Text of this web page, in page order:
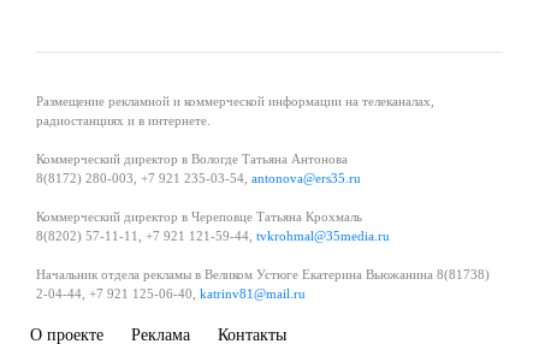
Размещение рекламной и коммерческой информации на телеканалах,
радиостанциях и в интернете.
Коммерческий директор в Вологде Татьяна Антонова
8(8172) 280-003, +7 921 235-03-54, antonova@ers35.ru
Коммерческий директор в Череповце Татьяна Крохмаль
8(8202) 57-11-11, +7 921 121-59-44, tvkrohmal@35media.ru
Начальник отдела рекламы в Великом Устюге Екатерина Вьюжанина 8(81738)
2-04-44, +7 921 125-06-40, katrinv81@mail.ru
О проекте Реклама Контакты